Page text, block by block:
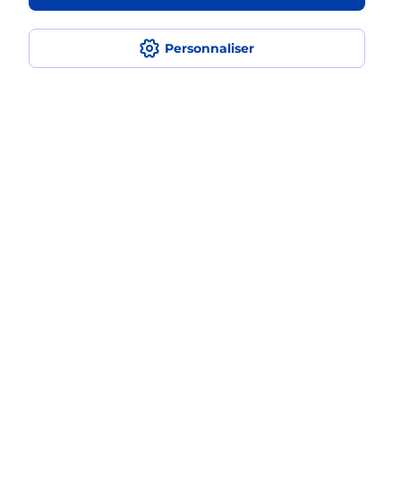
Personnaliser
Quel est le prix d’une photocopie ?